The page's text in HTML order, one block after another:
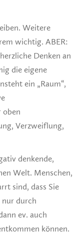
Weitere
wichtig. ABER:
Denken an
die eigene
ein „Raum“,
oben
Verzweiflung,
denkende,
Welt. Menschen,
sind, dass Sie
nur durch
ev. auch
können.